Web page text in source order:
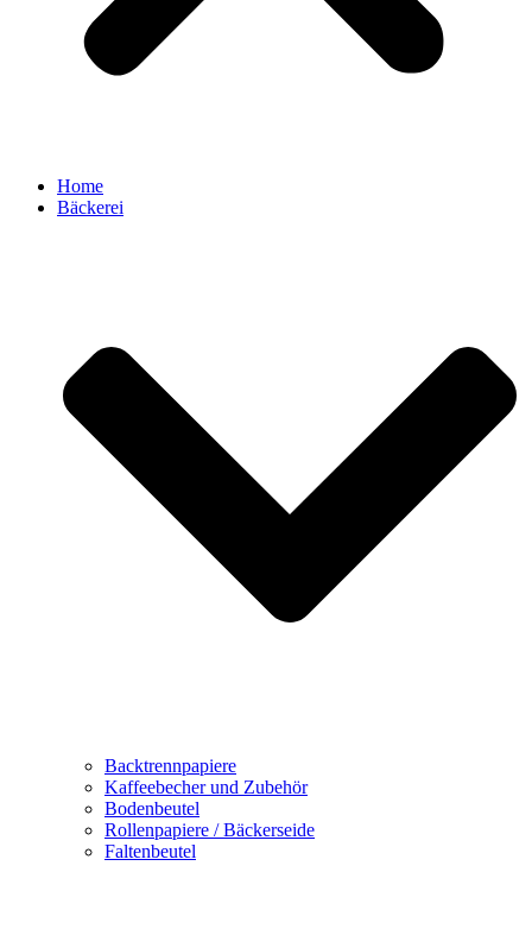
Home
Bäckerei
Backtrennpapiere
Kaffeebecher und Zubehör
Bodenbeutel
Rollenpapiere / Bäckerseide
Faltenbeutel